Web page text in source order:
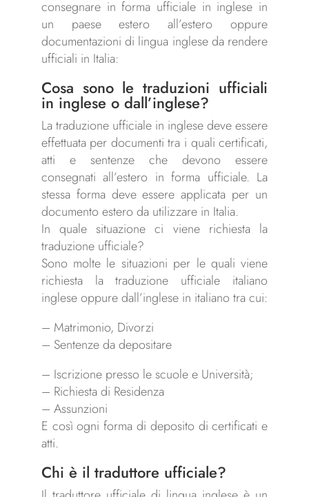
consegnare in forma ufficiale in inglese in
un paese estero all’estero oppure
documentazioni di lingua inglese da rendere
ufficiali in Italia:
Cosa sono le traduzioni ufficiali
in inglese o dall’inglese?
La traduzione ufficiale in inglese deve essere
effettuata per documenti tra i quali certificati,
atti e sentenze che devono essere
consegnati all’estero in forma ufficiale. La
stessa forma deve essere applicata per un
documento estero da utilizzare in Italia.
In quale situazione ci viene richiesta la
traduzione ufficiale?
Sono molte le situazioni per le quali viene
richiesta la traduzione ufficiale italiano
inglese oppure dall’inglese in italiano tra cui:
– Matrimonio, Divorzi
– Sentenze da depositare
– Iscrizione presso le scuole e Università;
– Richiesta di Residenza
– Assunzioni
E così ogni forma di deposito di certificati e
atti.
Chi è il traduttore ufficiale?